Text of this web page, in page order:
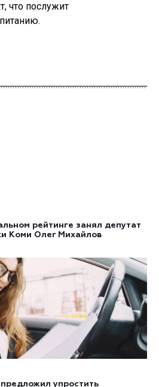
что послужит
рейтинге занял депутат
Коми Олег Михайлов
упростить